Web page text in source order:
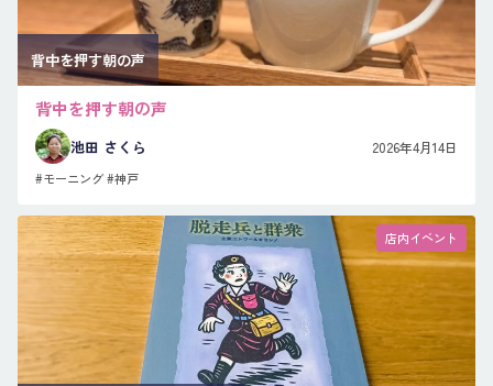
背中を押す朝の声
背中を押す朝の声
池田 さくら 2026年4月14日
#モーニング#神戸
店内イベント